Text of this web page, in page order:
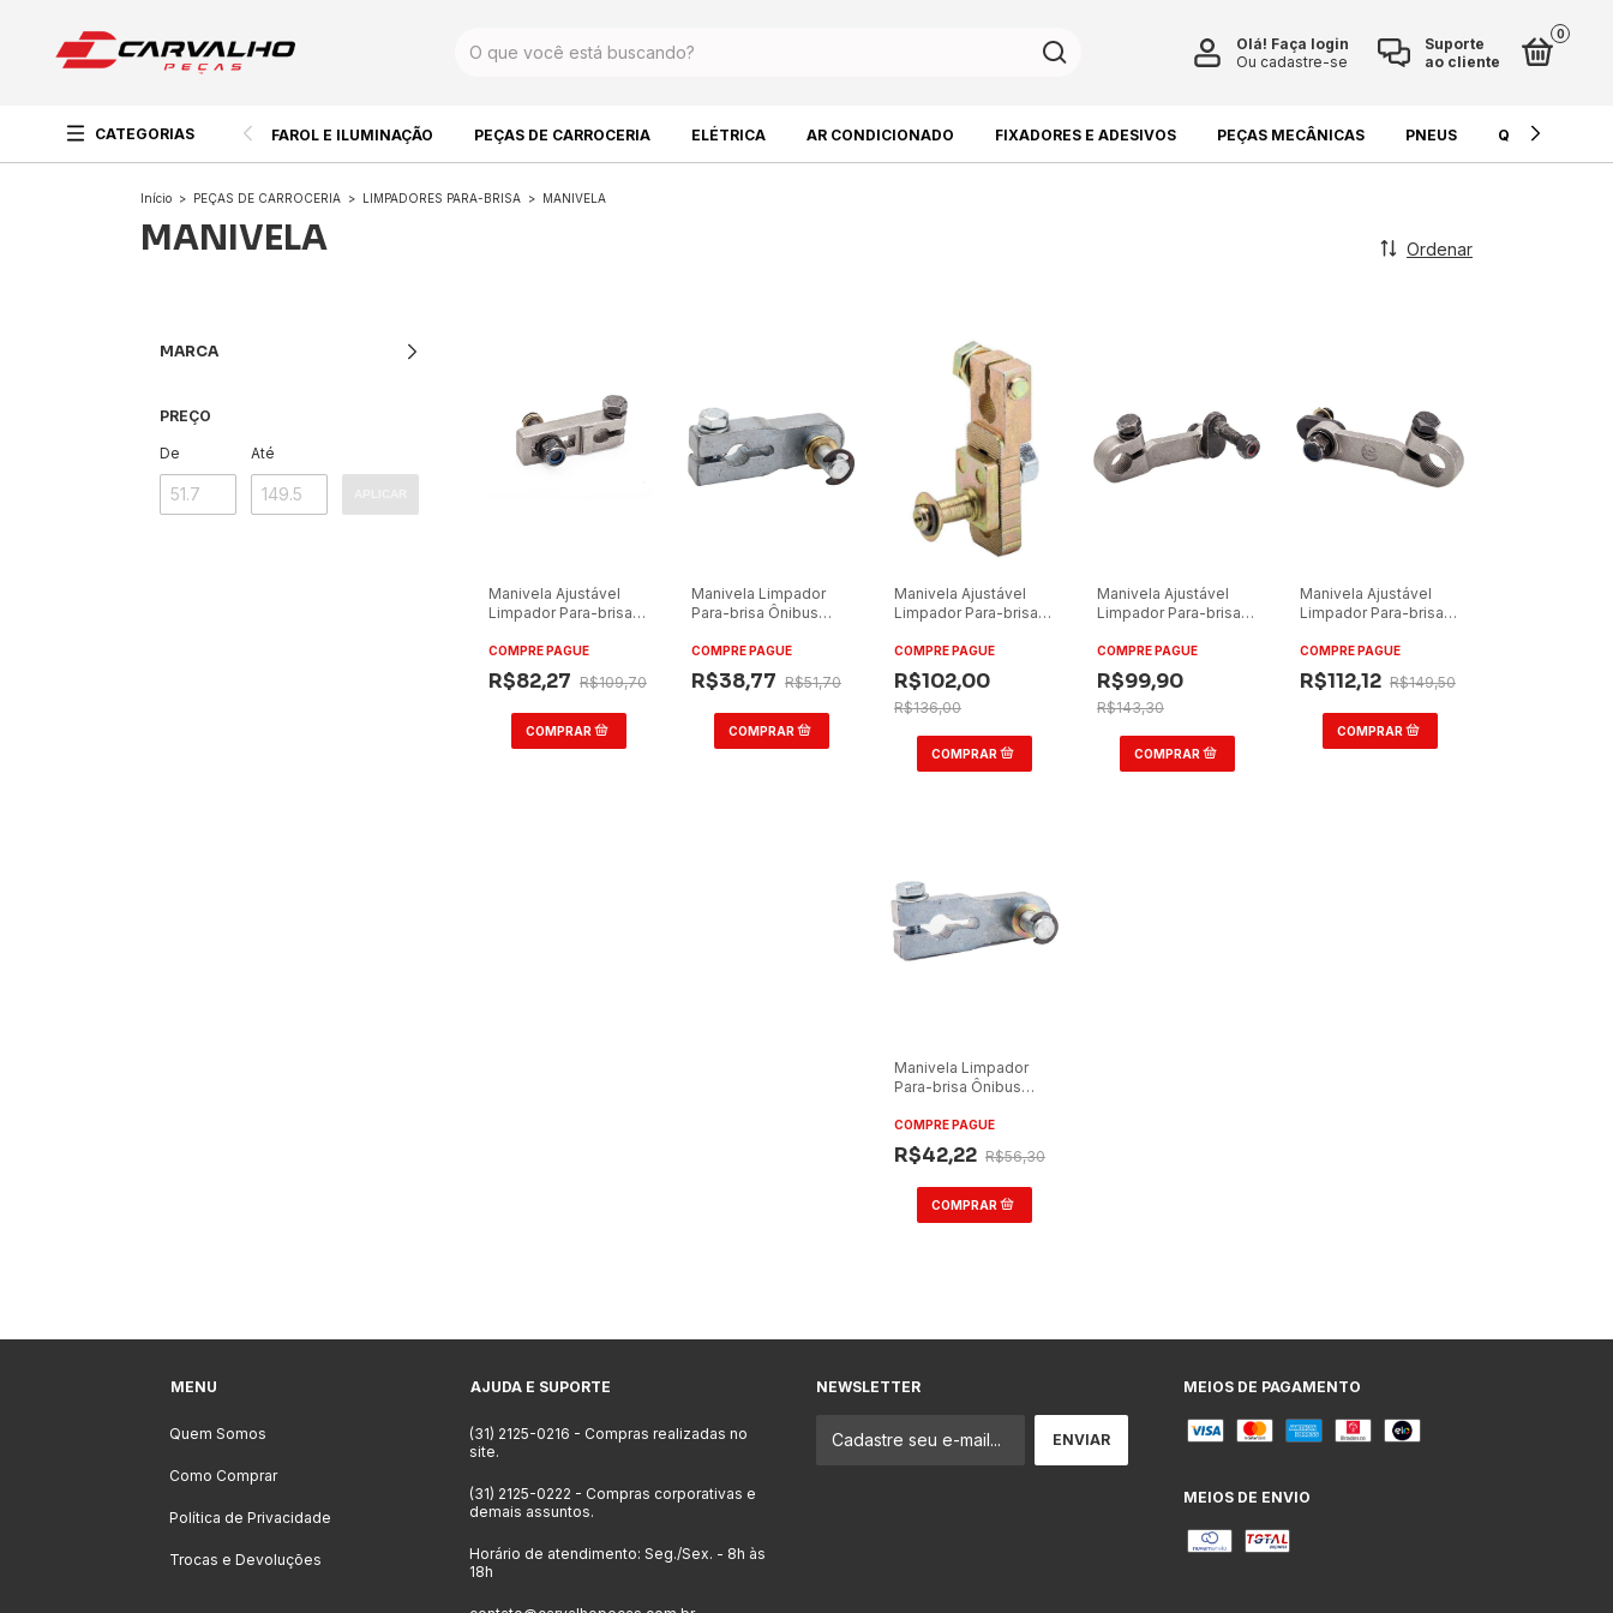
Suporte
ao cliente
Olá! Faça login
Ou cadastre-se
0
CATEGORIAS FAROL E ILUMINAÇÃO PEÇAS DE CARROCERIA ELÉTRICA AR CONDICIONADO FIXADORES E ADESIVOS PEÇAS MECÂNICAS PNEUS QUÍMICOS E
Início > PEÇAS DE CARROCERIA > LIMPADORES PARA-BRISA > MANIVELA
MANIVELA Ordenar
MARCA
PREÇO
De Até
Manivela Ajustável
Limpador Para-brisa
Porca
COMPRE PAGUE
R$82,27 R$109,70
Manivela Limpador
Para-brisa Ônibus
Piccoli/Piccolo
COMPRE PAGUE
R$38,77 R$51,70
Manivela Ajustável
Limpador Para-brisa
COMPRE PAGUE
R$102,00
R$136,00
Manivela Ajustável
Limpador Para-brisa
Giratória
COMPRE PAGUE
R$99,90
R$143,30
Manivela Ajustável
Limpador Para-brisa
Torino
1999/GVI/Mascarello
COMPRE PAGUE
R$112,12 R$149,50
Manivela Limpador
Para-brisa Ônibus
96/97 Caio Vitória Eixo
6
COMPRE PAGUE
R$42,22 R$56,30
MENU
Quem Somos
Como Comprar
Política de Privacidade
Trocas e Devoluções
AJUDA E SUPORTE
(31) 2125-0216 - Compras realizadas no
site.
(31) 2125-0222 - Compras corporativas e
demais assuntos.
Horário de atendimento: Seg./Sex. - 8h às
18h
NEWSLETTER MEIOS DE PAGAMENTO
MEIOS DE ENVIO